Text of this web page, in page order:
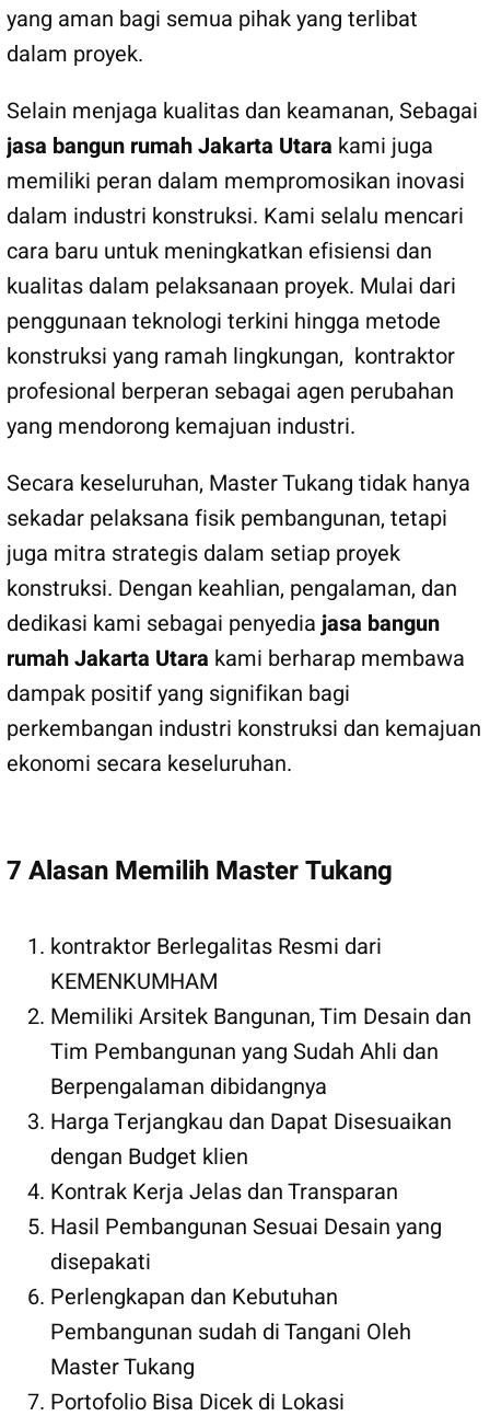
yang aman bagi semua pihak yang terlibat
dalam proyek.
Selain menjaga kualitas dan keamanan, Sebagai
jasa bangun rumah Jakarta Utara kami juga
memiliki peran dalam mempromosikan inovasi
dalam industri konstruksi. Kami selalu mencari
cara baru untuk meningkatkan efisiensi dan
kualitas dalam pelaksanaan proyek. Mulai dari
penggunaan teknologi terkini hingga metode
konstruksi yang ramah lingkungan, kontraktor
profesional berperan sebagai agen perubahan
yang mendorong kemajuan industri.
Secara keseluruhan, Master Tukang tidak hanya
sekadar pelaksana fisik pembangunan, tetapi
juga mitra strategis dalam setiap proyek
konstruksi. Dengan keahlian, pengalaman, dan
dedikasi kami sebagai penyediajasa bangun
rumah Jakarta Utara kami berharap membawa
dampak positif yang signifikan bagi
perkembangan industri konstruksi dan kemajuan
ekonomi secara keseluruhan.
7 Alasan Memilih Master Tukang
kontraktor Berlegalitas Resmi dari
KEMENKUMHAM
Memiliki Arsitek Bangunan, Tim Desain dan
Tim Pembangunan yang Sudah Ahli dan
Berpengalaman dibidangnya
Harga Terjangkau dan Dapat Disesuaikan
dengan Budget klien
Kontrak Kerja Jelas dan Transparan
Hasil Pembangunan Sesuai Desain yang
disepakati
Perlengkapan dan Kebutuhan
Pembangunan sudah di Tangani Oleh
Master Tukang
Portofolio Bisa Dicek di Lokasi